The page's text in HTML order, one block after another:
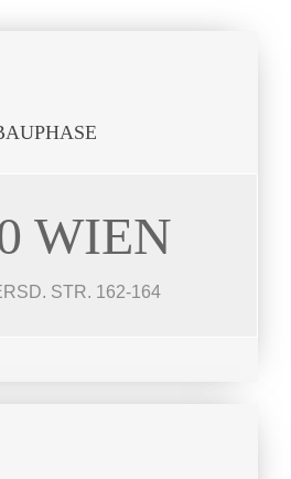
WIEN
STR. 162-164
STR.